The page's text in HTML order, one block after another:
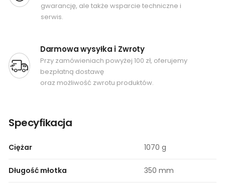
gwarancję, ale także wsparcie techniczne i
serwis.
Darmowa wysyłka i Zwroty
Przy zamówieniach powyżej 100 zł, oferujemy
bezpłatną dostawę
oraz możliwość zwrotu produktów.
Specyfikacja
Ciężar 1070 g
Długość młotka 350 mm